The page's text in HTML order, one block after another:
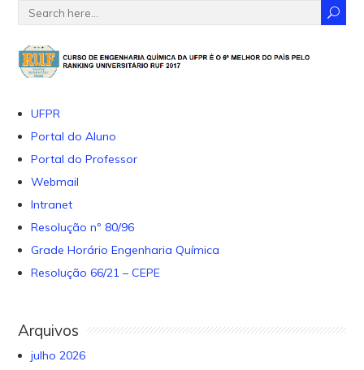
UFPR
Portal do Aluno
Portal do Professor
Webmail
Intranet
Resolução nº 80/96
Grade Horário Engenharia Química
Resolução 66/21 – CEPE
Arquivos
julho 2026